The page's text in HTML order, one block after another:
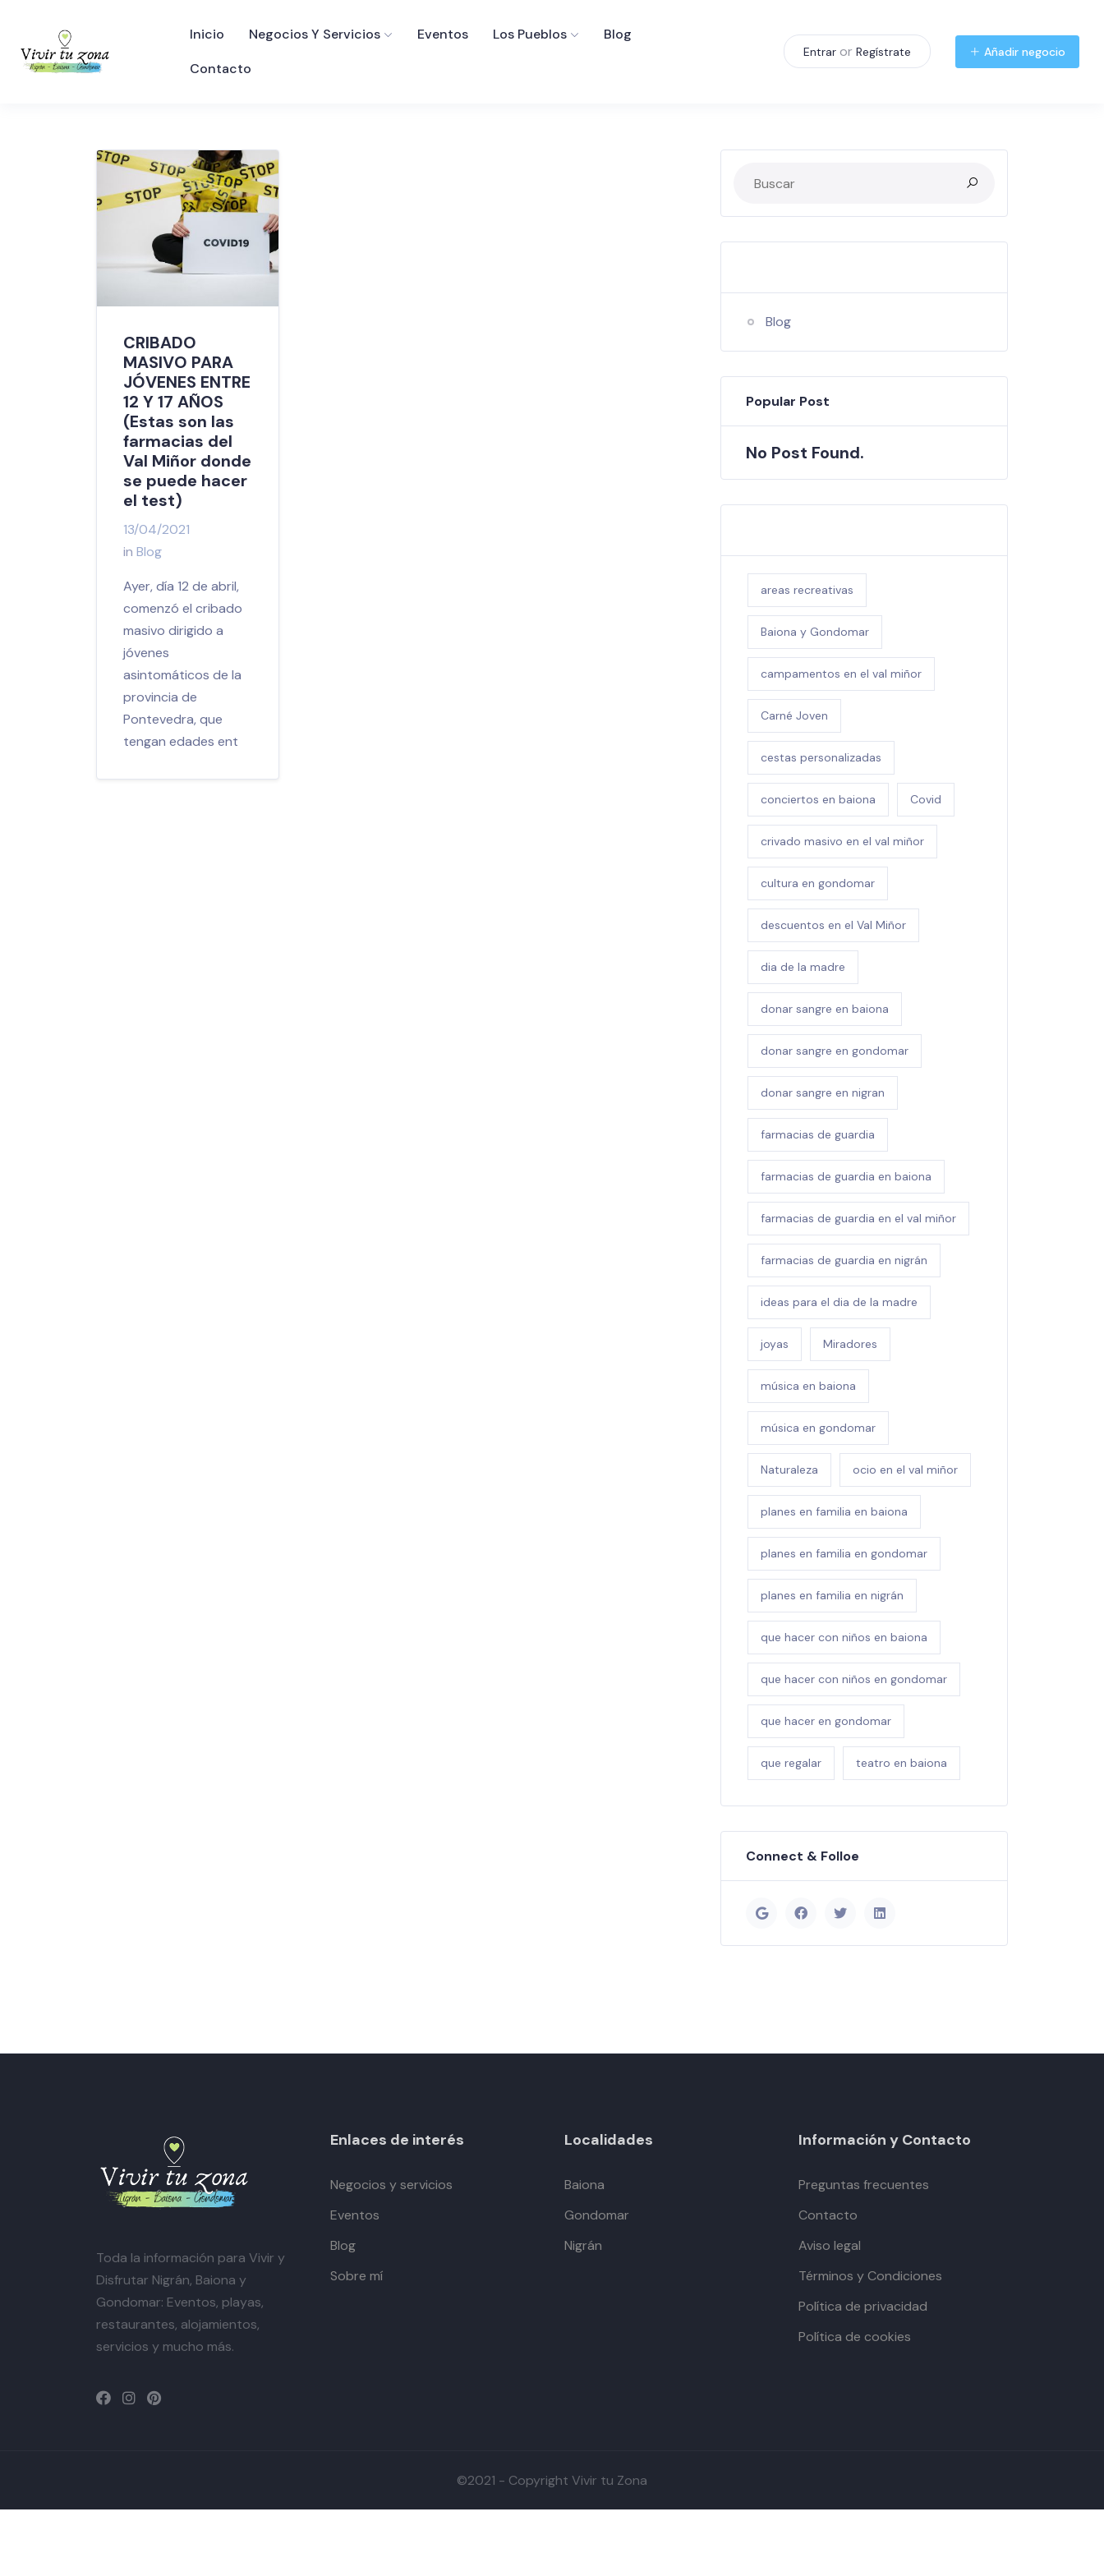
Inicio Negocios Y Servicios Eventos Los Pueblos
Blog
Contacto
Entrar or Regístrate Añadir negocio
CRIBADO
MASIVO PARA
JÓVENES ENTRE
12 Y 17 AÑOS
(Estas son las
farmacias del
Val Miñor donde
se puede hacer
el test)
13/04/2021
in Blog
Ayer, día 12 de abril,
comenzó el cribado
masivo dirigido a
jóvenes
asintomáticos de la
provincia de
Pontevedra, que
tengan edades ent
Blog
Popular Post
No Post Found.
areas recreativas
Baiona y Gondomar
campamentos en el val miñor
Carné Joven
cestas personalizadas
conciertos en baiona Covid
crivado masivo en el val miñor
cultura en gondomar
descuentos en el Val Miñor
dia de la madre
donar sangre en baiona
donar sangre en gondomar
donar sangre en nigran
farmacias de guardia
farmacias de guardia en baiona
farmacias de guardia en el val miñor
farmacias de guardia en nigrán
ideas para el dia de la madre
joyas Miradores
música en baiona
música en gondomar
Naturaleza ocio en el val miñor
planes en familia en baiona
planes en familia en gondomar
planes en familia en nigrán
que hacer con niños en baiona
que hacer con niños en gondomar
que hacer en gondomar
que regalar teatro en baiona
Connect & Folloe
Toda la información para Vivir y
Disfrutar Nigrán, Baiona y
Gondomar: Eventos, playas,
restaurantes, alojamientos,
servicios y mucho más.
Enlaces de interés
Negocios y servicios
Eventos
Blog
Sobre mí
Localidades
Baiona
Gondomar
Nigrán
Información y Contacto
Preguntas frecuentes
Contacto
Aviso legal
Términos y Condiciones
Política de privacidad
Política de cookies
©2021 - Copyright Vivir tu Zona